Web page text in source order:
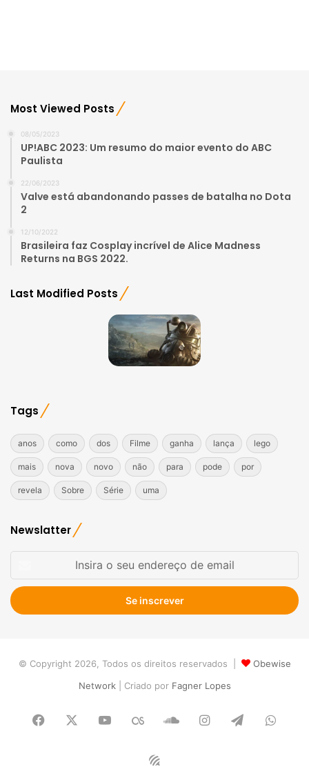
Most Viewed Posts
08/05/2023
UP!ABC 2023: Um resumo do maior evento do ABC
Paulista
22/06/2023
Valve está abandonando passes de batalha no Dota
2
12/10/2022
Brasileira faz Cosplay incrível de Alice Madness
Returns na BGS 2022.
Last Modified Posts
Tags
anos como dos Filme ganha lança lego
mais nova novo não para pode por
revela Sobre Série uma
Newslatter
seu
endereço
de
© Copyright 2026, Todos os direitos reservados |
Obewise
Network| Criado porFagner Lopes
Facebook YouTubeLast.FMSoundCloud
Instagram
Telegram
Obewise